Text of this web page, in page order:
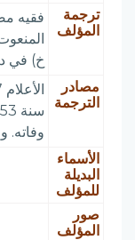
ترجمة
المؤلف
فقيه
خ) في دار
مصادر
الترجمة
وفاته.
الأسماء
البديلة
للمؤلف
صور
المؤلف